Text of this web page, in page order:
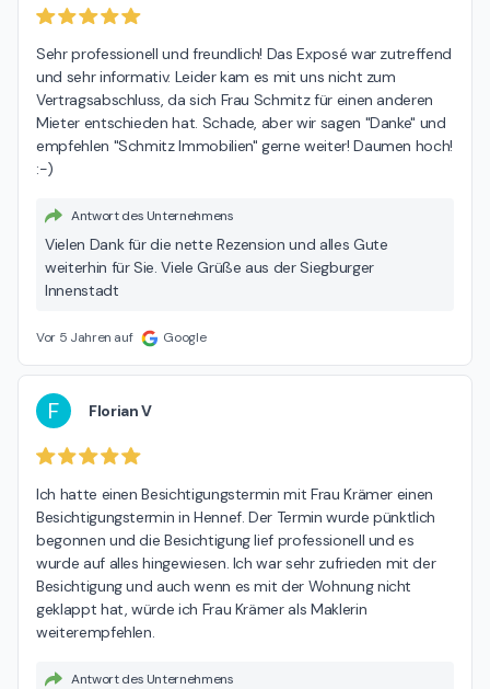
Sehr professionell und freundlich! Das Exposé war zutreffend
und sehr informativ. Leider kam es mit uns nicht zum
Vertragsabschluss, da sich Frau Schmitz für einen anderen
Mieter entschieden hat. Schade, aber wir sagen "Danke" und
empfehlen "Schmitz Immobilien" gerne weiter! Daumen hoch!
:-)
Antwort des Unternehmens
Vielen Dank für die nette Rezension und alles Gute
weiterhin für Sie. Viele Grüße aus der Siegburger
Innenstadt
Vor 5 Jahren auf Google
F Florian V
Ich hatte einen Besichtigungstermin mit Frau Krämer einen
Besichtigungstermin in Hennef. Der Termin wurde pünktlich
begonnen und die Besichtigung lief professionell und es
wurde auf alles hingewiesen. Ich war sehr zufrieden mit der
Besichtigung und auch wenn es mit der Wohnung nicht
geklappt hat, würde ich Frau Krämer als Maklerin
weiterempfehlen.
Antwort des Unternehmens